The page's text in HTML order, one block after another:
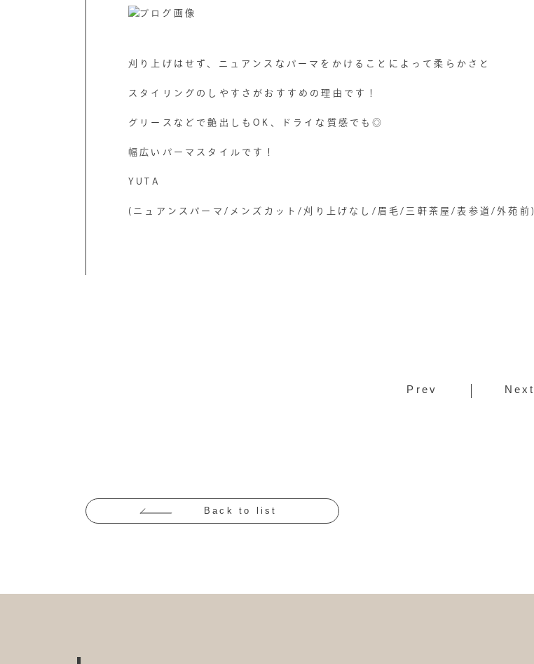
刈り上げはせず、ニュアンスなパーマをかけることによって柔らかさと
スタイリングのしやすさがおすすめの理由です！
グリースなどで艶出しもOK、ドライな質感でも◎
幅広いパーマスタイルです！
YUTA
(ニュアンスパーマ/メンズカット/刈り上げなし/眉毛/三軒茶屋/表参道/外苑前)
Prev Next
Back to list